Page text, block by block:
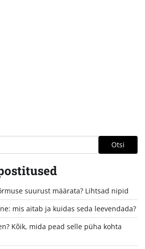
Otsi
suurust määrata? Lihtsad nipid
mis aitab ja kuidas seda leevendada?
Kõik, mida pead selle püha kohta